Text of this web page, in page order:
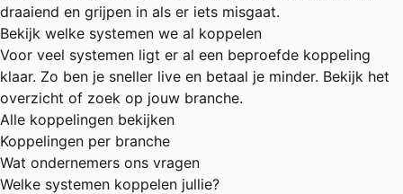
draaiend en grijpen in als er iets misgaat.
Bekijk welke systemen we al koppelen
Voor veel systemen ligt er al een beproefde koppeling
klaar. Zo ben je sneller live en betaal je minder. Bekijk het
overzicht of zoek op jouw branche.
Alle koppelingen bekijken
Koppelingen per branche
Wat ondernemers ons vragen
Welke systemen koppelen jullie?